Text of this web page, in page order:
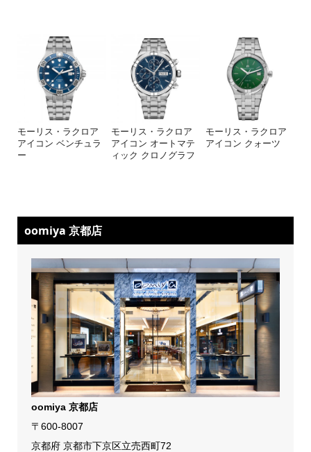
モーリス・ラクロア
アイコン ベンチュラ
ー
モーリス・ラクロア
アイコン オートマテ
ィック クロノグラフ
モーリス・ラクロア
アイコン クォーツ
oomiya 京都店
oomiya 京都店
〒600-8007
京都府 京都市下京区立売西町72